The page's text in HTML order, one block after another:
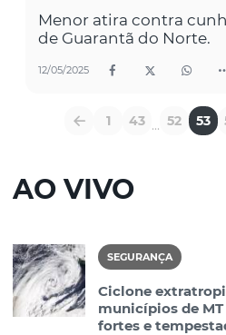
Menor atira contra
de Guarantã do Norte.
12/05/2025
1 43 ... 52 53
AO VIVO
SEGURANÇA
Ciclone
municípios de
fortes e